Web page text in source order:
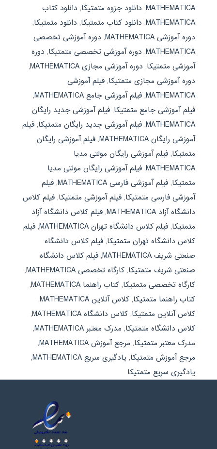
MATHEMATICA
, دانلود جزوه متمتیکا, دانلود کتاب
MATHEMATICA
, دانلود کتاب متمتیکا, دانلود متمتیکا,
دوره آموزشی MATHEMATICA
, دوره آموزشی تخصصی
MATHEMATICA
, دوره آموزشی تخصصی متمتیکا, دوره
آموزشی متمتیکا, دوره آموزشی مجازی MATHEMATICA
,
دوره آموزشی مجازی متمتیکا, فیلم آموزشی
MATHEMATICA
, فیلم آموزشی جامع MATHEMATICA
,
فیلم آموزشی جامع متمتیکا, فیلم آموزشی جدید رایگان
MATHEMATICA
, فیلم آموزشی جدید رایگان متمتیکا, فیلم
آموزشی رایگان MATHEMATICA
, فیلم آموزشی رایگان
متمتیکا, فیلم آموزشی رایگان مولتی مدیا
MATHEMATICA
, فیلم آموزشی رایگان مولتی مدیا
متمتیکا, فیلم آموزشی فارسی MATHEMATICA , فیلم
آموزشی فارسی متمتیکا, فیلم آموزشی متمتیکا, فیلم کلاس
دانشگاه آزاد MATHEMATICA
, فیلم کلاس دانشگاه آزاد
متمتیکا, فیلم کلاس دانشگاه تهران MATHEMATICA , فیلم
کلاس دانشگاه تهران متمتیکا, فیلم کلاس دانشگاه
صنعتی شریف MATHEMATICA
, فیلم کلاس دانشگاه
صنعتی شریف متمتیکا, کارگاه تخصصی MATHEMATICA
,
کارگاه تخصصی متمتیکا, کتاب راهنما MATHEMATICA
,
کتاب راهنما متمتیکا, کلاس آنلاین MATHEMATICA
,
کلاس آنلاین متمتیکا, کلاس دانشگاه MATHEMATICA
,
کلاس دانشگاه متمتیکا, مدرک معتبر MATHEMATICA
,
مدرک معتبر متمتیکا, مرجع آموزش MATHEMATICA
,
مرجع آموزش متمتیکا, یادگیری سریع MATHEMATICA
,
یادگیری سریع متمتیکا